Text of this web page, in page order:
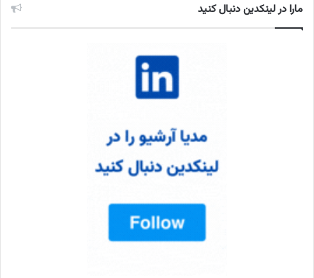
مارا در لینکدین دنبال کنید